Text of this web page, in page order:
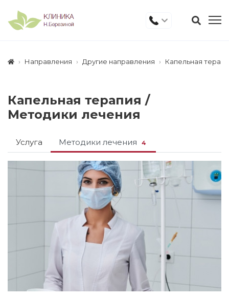
Направления Другие направления Капельная
Капельная терапия /
Методики лечения
Услуга Методики лечения 4